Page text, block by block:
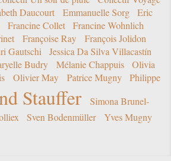
Daucourt Emmanuelle Sorg
Eric
Francine Collet
Francine Wohnlich
Françoise Ray
François Jolidon
Gautschi
Jessica Da Silva Villacastín
Budry Mélanie Chappuis
Olivia
Olivier May Patrice Mugny
Philippe
Stauffer
Simona Brunel-
Sven Bodenmüller Yves Mugny